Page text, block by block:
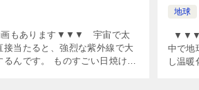
もあります▼▼▼ 宇宙で太
接当たると、強烈な紫外線で大
るんです。 ものすごい日焼け。
地球
▼▼▼
中で地
し温暖